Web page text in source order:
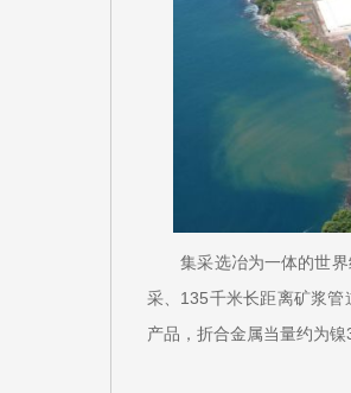
集采选冶为一体的世界
采、135千米长距离矿浆
产品，折合金属当量约为